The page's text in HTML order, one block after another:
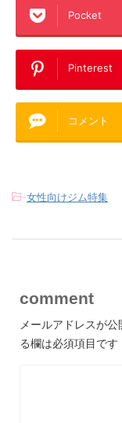
Pocket
Pinterest
コメント
-女性向けジム特集
comment
メールアドレスが公
る欄は必須項目です